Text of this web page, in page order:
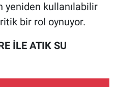
yeniden kullanılabilir
bir rol oynuyor.
İLE ATIK SU